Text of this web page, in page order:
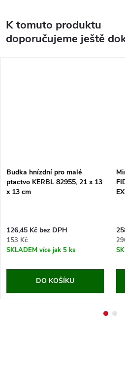
K tomuto produktu
doporučujeme ještě
Budka hnízdní pro malé
ptactvo KERBL 82955, 21 x 13
x 13 cm
126,45 Kč bez DPH
153 Kč
SKLADEM více jak 5 ks
DO KOŠÍKU